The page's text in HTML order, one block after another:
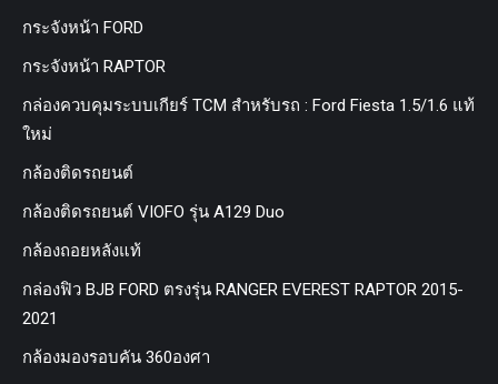
กระจังหน้า FORD
กระจังหน้า RAPTOR
กล่องควบคุมระบบเกียร์ TCM สำหรับรถ : Ford Fiesta 1.5/1.6 แท้
ใหม่
กล้องติดรถยนต์
กล้องติดรถยนต์ VIOFO รุ่น A129 Duo
กล้องถอยหลังแท้
กล่องฟิว BJB FORD ตรงรุ่น RANGER EVEREST RAPTOR 2015-
2021
กล้องมองรอบคัน 360องศา